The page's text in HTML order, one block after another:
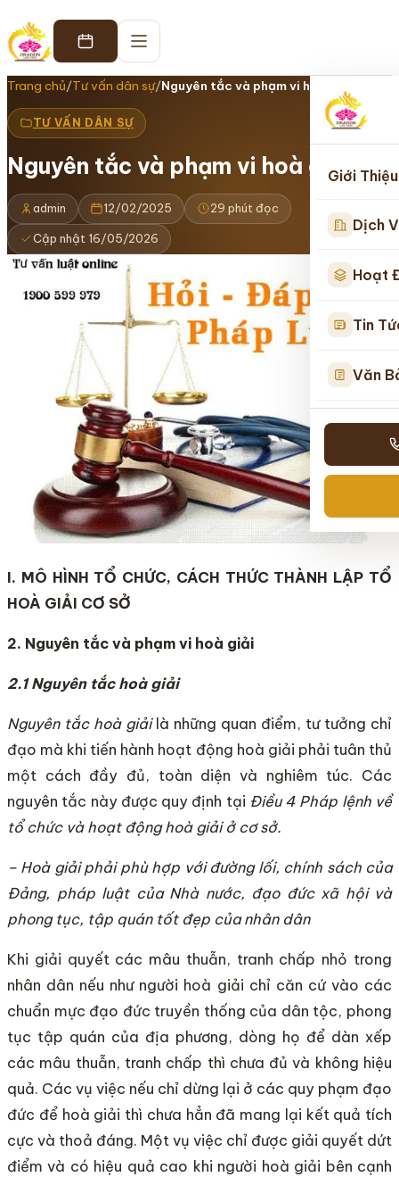
Giới Thiệu
Dịch
Hoạt
Tin
Văn
Trang chủ/Tư vấn dân sự/Nguyên tắc và phạm vi hoà giải
TƯ VẤN DÂN SỰ
Nguyên tắc và phạm vi hoà giải
admin 12/02/2025 29 phút đọc
Cập nhật 16/05/2026
I. MÔ HÌNH TỔ CHỨC, CÁCH THỨC THÀNH LẬP TỔ
HOÀ GIẢI CƠ SỞ
2. Nguyên tắc và phạm vi hoà giải
2.1 Nguyên tắc hoà giải
Nguyên tắc hoà giảilà những quan điểm, tư tưởng chỉ
đạo mà khi tiến hành hoạt động hoà giải phải tuân thủ
một cách đầy đủ, toàn diện và nghiêm túc. Các
nguyên tắc này được quy định tại Điều 4 Pháp lệnh về
tổ chức và hoạt động hoà giải ở cơ sở.
– Hoà giải phải phù hợp với đường lối, chính sách của
Đảng, pháp luật của Nhà nước, đạo đức xã hội và
phong tục, tập quán tốt đẹp của nhân dân
Khi giải quyết các mâu thuẫn, tranh chấp nhỏ trong
nhân dân nếu như người hoà giải chỉ căn cứ vào các
chuẩn mực đạo đức truyền thống của dân tộc, phong
tục tập quán của địa phương, dòng họ để dàn xếp
các mâu thuẫn, tranh chấp thì chưa đủ và không hiệu
quả. Các vụ việc nếu chỉ dừng lại ở các quy phạm đạo
đức để hoà giải thì chưa hẳn đã mang lại kết quả tích
cực và thoả đáng. Một vụ việc chỉ được giải quyết dứt
điểm và có hiệu quả cao khi người hoà giải bên cạnh